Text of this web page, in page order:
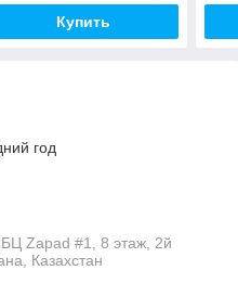
Купить
год
Zapad #1, 8 этаж, 2й
Казахстан